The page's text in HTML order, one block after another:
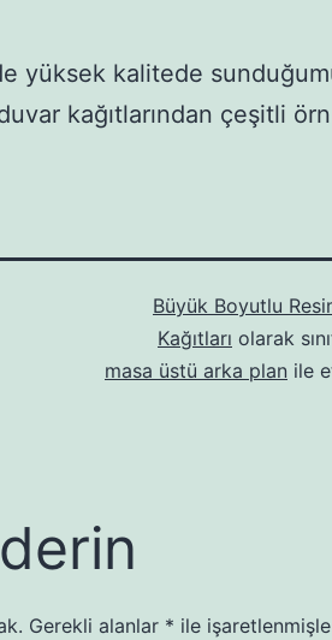
yüksek kalitede
kağıtlarından çeşitli
Büyük Boyutlu
Kağıtları olarak
masa üstü arka plan ile
Gerekli alanlar * ile